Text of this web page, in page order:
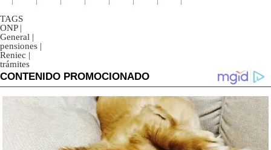
TAGS
ONP |
General |
pensiones |
Reniec |
trámites